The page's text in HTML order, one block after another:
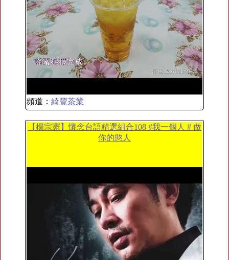
頻道： 綺豐茶業
【楊宗憲】懷念台語精選組合108 #我一個人 # 做
你的憨人